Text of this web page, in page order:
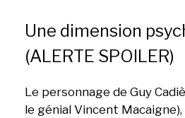
Une dimension
(ALERTE SPOILER)
Le personnage de Guy
le génial Vincent